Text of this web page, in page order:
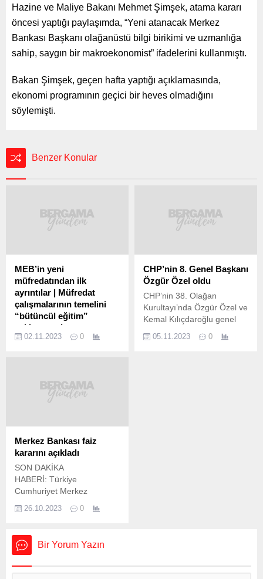
Hazine ve Maliye Bakanı Mehmet Şimşek, atama kararı
öncesi yaptığı paylaşımda, “Yeni atanacak Merkez
Bankası Başkanı olağanüstü bilgi birikimi ve uzmanlığa
sahip, saygın bir makroekonomist” ifadelerini kullanmıştı.
Bakan Şimşek, geçen hafta yaptığı açıklamasında,
ekonomi programının geçici bir heves olmadığını
söylemişti.
Benzer Konular
MEB’in yeni
müfredatından ilk
ayrıntılar | Müfredat
çalışmalarının temelini
“bütüncül eğitim”
yaklaşımı oluşturuyor
Milli Eğitim Bakanlığı, tüm
temelini, öğrencilerin
zihinsel, sosyal, duygusal,
yönlü gelişimini esas alan
“bütüncül eğitim” yaklaşımı
oluşturuyor. Yeni müfredat,
2024-2025 eğitim öğretim
döneminden itibaren
kademeli şekilde
uygulanmaya başlanacak.
Milli Eğitim Bakanlığı’nın
02.11.2023 0
CHP’nin 8. Genel Başkanı
Özgür Özel oldu
CHP’nin 38. Olağan
Kurultayı’nda Özgür Özel ve
Kemal Kılıçdaroğlu genel
10.00’da başlayan
05.11.2023 0
Merkez Bankası faiz
kararını açıkladı
SON DAKİKA
HABERİ: Türkiye
Cumhuriyet Merkez
kararı belli oldu. Ekim ayı
Para Politikası Kurulu,
politika faizini beklentilere
26.10.2023 0
Bir Yorum Yazın